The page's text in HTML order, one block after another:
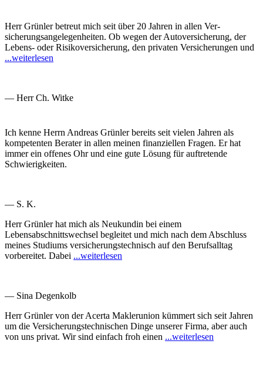
Herr Grünler betreut mich seit über 20 Jahren in allen Ver­
sicherungs­an­ge­legen­heiten. Ob wegen der Auto­versicherung, der
Lebens- oder Risiko­versicherung, den privaten Versicherungen und
...weiterlesen
— Herr Ch. Witke
Ich kenne Herrn Andreas Grünler bereits seit vielen Jahren als
kompetenten Berater in allen meinen finanziellen Fragen. Er hat
immer ein offenes Ohr und eine gute Lösung für auftretende
Schwierigkeiten.
— S. K.
Herr Grünler hat mich als Neukundin bei einem
Lebensabschnittswechsel begleitet und mich nach dem Abschluss
meines Studiums versicherungstechnisch auf den Berufsalltag
vorbereitet. Dabei ...weiterlesen
— Sina Degenkolb
Herr Grünler von der Acerta Maklerunion kümmert sich seit Jahren
um die Versicherungstechnischen Dinge unserer Firma, aber auch
von uns privat. Wir sind einfach froh einen ...weiterlesen